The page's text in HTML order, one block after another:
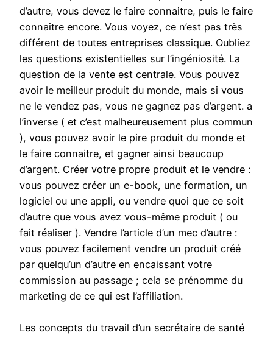
d’autre, vous devez le faire connaitre, puis le faire
connaitre encore. Vous voyez, ce n’est pas très
différent de toutes entreprises classique. Oubliez
les questions existentielles sur l’ingéniosité. La
question de la vente est centrale. Vous pouvez
avoir le meilleur produit du monde, mais si vous
ne le vendez pas, vous ne gagnez pas d’argent. a
l’inverse ( et c’est malheureusement plus commun
), vous pouvez avoir le pire produit du monde et
le faire connaitre, et gagner ainsi beaucoup
d’argent. Créer votre propre produit et le vendre :
vous pouvez créer un e-book, une formation, un
logiciel ou une appli, ou vendre quoi que ce soit
d’autre que vous avez vous-même produit ( ou
fait réaliser ). Vendre l’article d’un mec d’autre :
vous pouvez facilement vendre un produit créé
par quelqu’un d’autre en encaissant votre
commission au passage ; cela se prénomme du
marketing de ce qui est l’affiliation.
Les concepts du travail d’un secrétaire de santé